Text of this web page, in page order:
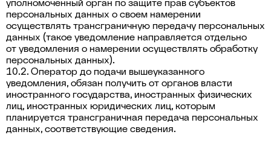
уполномоченный орган по защите прав субъектов
персональных данных о своем намерении
осуществлять трансграничную передачу персональных
данных (такое уведомление направляется отдельно
от уведомления о намерении осуществлять обработку
персональных данных).
10.2. Оператор до подачи вышеуказанного
уведомления, обязан получить от органов власти
иностранного государства, иностранных физических
лиц, иностранных юридических лиц, которым
планируется трансграничная передача персональных
данных, соответствующие сведения.